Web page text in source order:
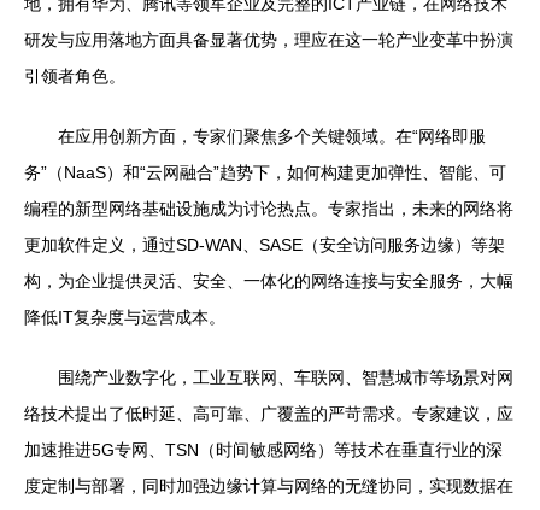
研发与应用落地方面具备显著优势，理应在这一轮产业变革中扮演
引领者角色。
在应用创新方面，专家们聚焦多个关键领域。在“网络即服
务”（NaaS）和“云网融合”趋势下，如何构建更加弹性、智能、可
编程的新型网络基础设施成为讨论热点。专家指出，未来的网络将
更加软件定义，通过SD-WAN、SASE（安全访问服务边缘）等架
构，为企业提供灵活、安全、一体化的网络连接与安全服务，大幅
降低IT复杂度与运营成本。
围绕产业数字化，工业互联网、车联网、智慧城市等场景对网
络技术提出了低时延、高可靠、广覆盖的严苛需求。专家建议，应
加速推进5G专网、TSN（时间敏感网络）等技术在垂直行业的深
度定制与部署，同时加强边缘计算与网络的无缝协同，实现数据在